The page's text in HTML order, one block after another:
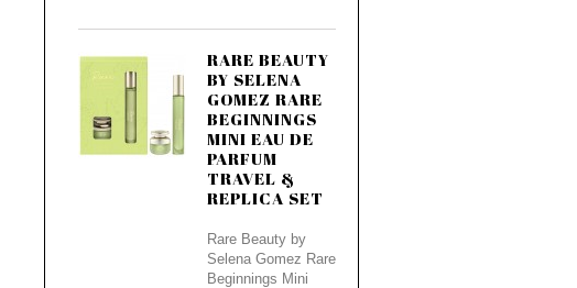
RARE BEAUTY
BY SELENA
GOMEZ RARE
BEGINNINGS
MINI EAU DE
PARFUM
TRAVEL &
REPLICA SET
Rare Beauty by
Selena Gomez Rare
Beginnings Mini